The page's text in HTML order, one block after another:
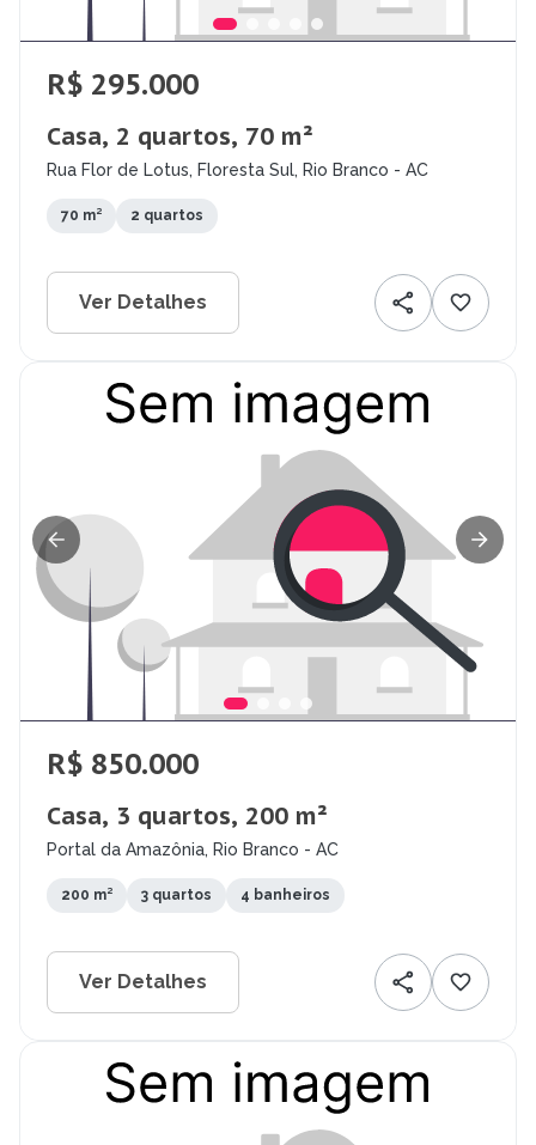
R$ 295.000
Casa, 2 quartos, 70 m²
Rua Flor de Lotus, Floresta Sul, Rio Branco - AC
70 m² 2 quartos
Ver Detalhes
R$ 850.000
Casa, 3 quartos, 200 m²
Portal da Amazônia, Rio Branco - AC
200 m² 3 quartos 4 banheiros
Ver Detalhes